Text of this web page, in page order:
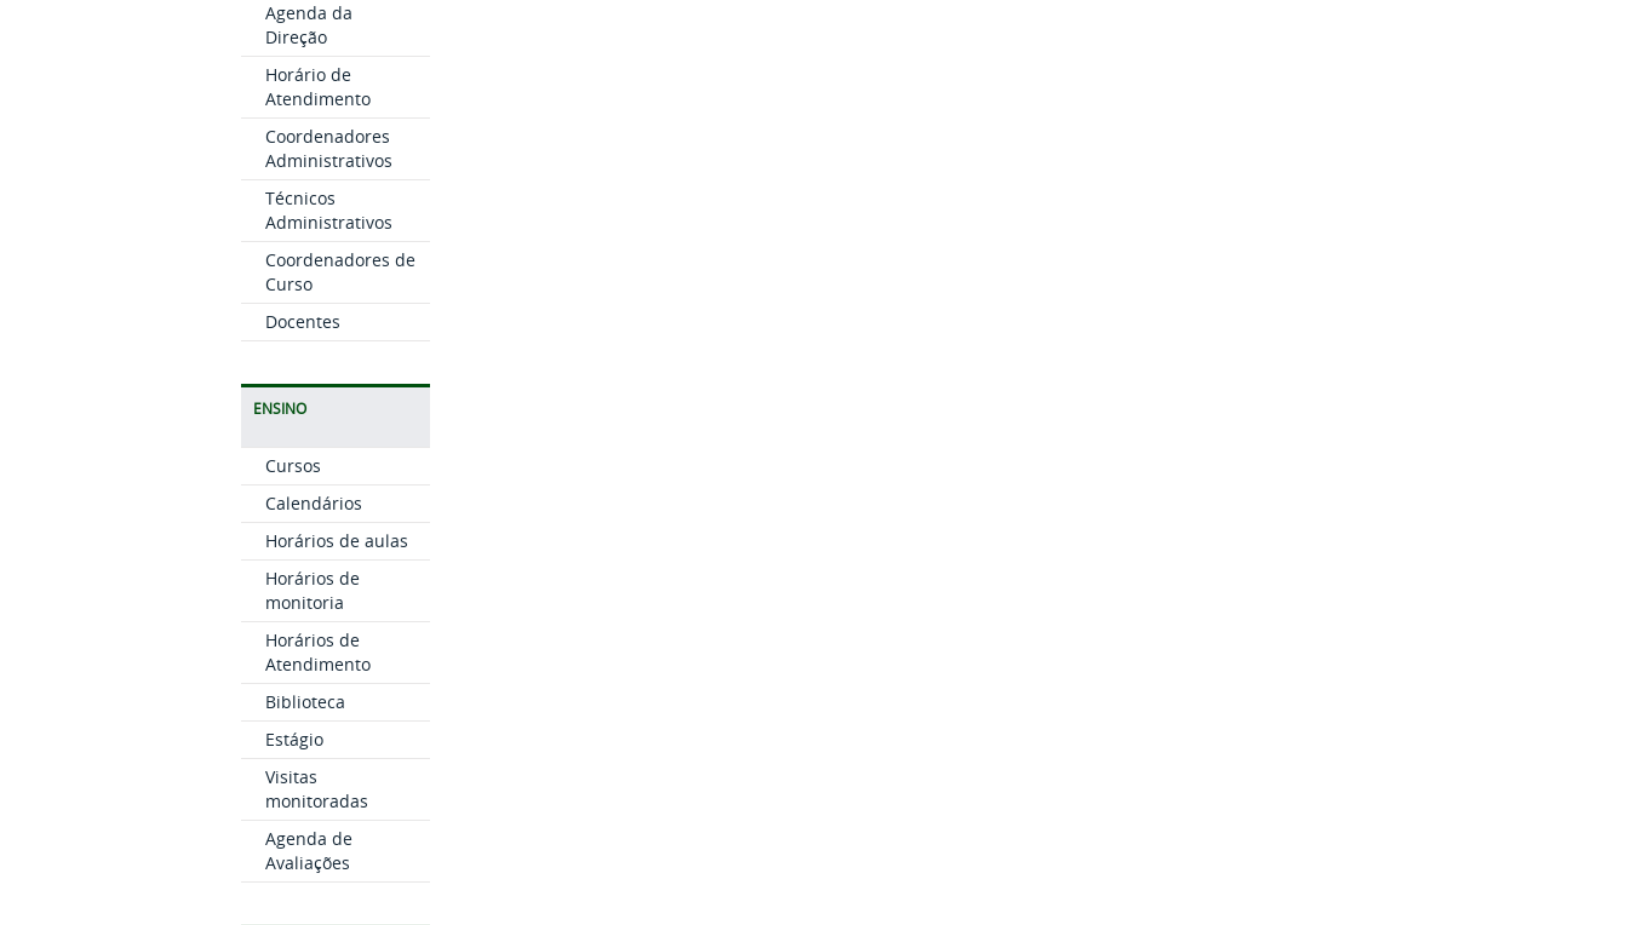
Agenda da
Direção
Horário de
Atendimento
Coordenadores
Administrativos
Técnicos
Administrativos
Coordenadores de
Curso
Docentes
ENSINO
Cursos
Calendários
Horários de aulas
Horários de
monitoria
Horários de
Atendimento
Biblioteca
Estágio
Visitas
monitoradas
Agenda de
Avaliações